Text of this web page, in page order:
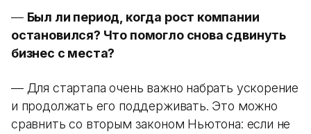
— Был ли период, когда рост компании
остановился? Что помогло снова сдвинуть
бизнес с места?
— Для стартапа очень важно набрать ускорение
и продолжать его поддерживать. Это можно
сравнить со вторым законом Ньютона: если не